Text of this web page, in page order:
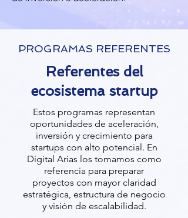
PROGRAMAS REFERENTES
Referentes del
ecosistema startup
Estos programas representan
oportunidades de aceleración,
inversión y crecimiento para
startups con alto potencial. En
Digital Arias los tomamos como
referencia para preparar
proyectos con mayor claridad
estratégica, estructura de negocio
y visión de escalabilidad.